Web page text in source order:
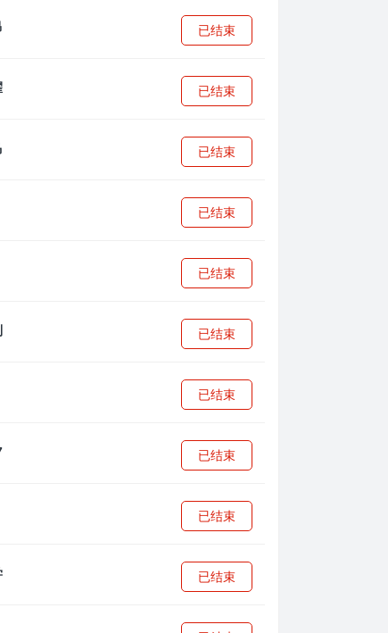
已结束
已结束
已结束
已结束
已结束
已结束
已结束
已结束
已结束
已结束